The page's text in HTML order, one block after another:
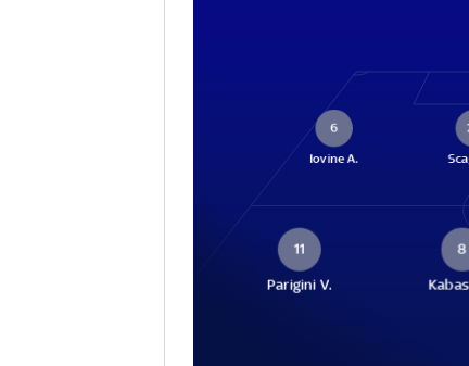
6
Iovine A.
11
Parigini V.
8